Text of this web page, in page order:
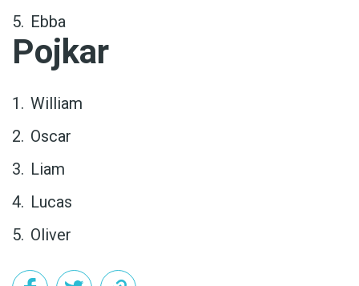
Ebba
Pojkar
William
Oscar
Liam
Lucas
Oliver